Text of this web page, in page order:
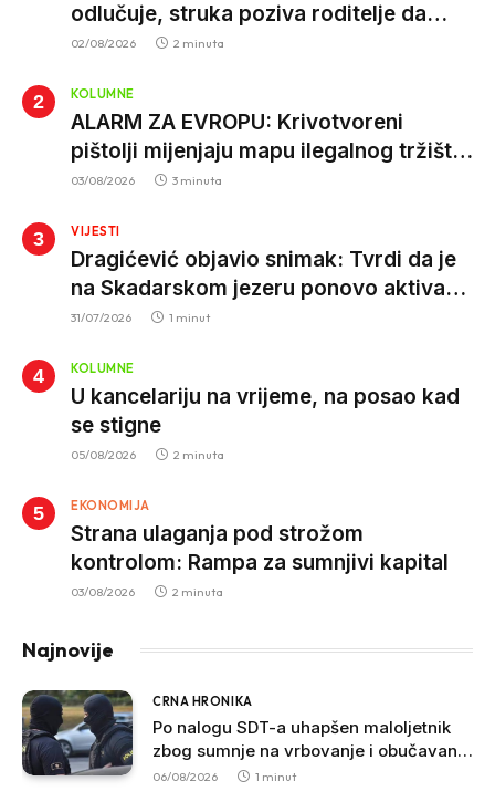
odlučuje, struka poziva roditelje da
vjeruju nauci
02/08/2026 2 minuta
KOLUMNE
ALARM ZA EVROPU: Krivotvoreni
pištolji mijenjaju mapu ilegalnog tržišta,
istrage ukazuju na proizvodnju van EU
03/08/2026 3 minuta
VIJESTI
Dragićević objavio snimak: Tvrdi da je
na Skadarskom jezeru ponovo aktivan
krivolov strujom
31/07/2026 1 minut
KOLUMNE
U kancelariju na vrijeme, na posao kad
se stigne
05/08/2026 2 minuta
EKONOMIJA
Strana ulaganja pod strožom
kontrolom: Rampa za sumnjivi kapital
03/08/2026 2 minuta
Najnovije
CRNA HRONIKA
Po nalogu SDT-a uhapšen maloljetnik
zbog sumnje na vrbovanje i obučavanje
za izvršenje terorističkih djela
06/08/2026 1 minut